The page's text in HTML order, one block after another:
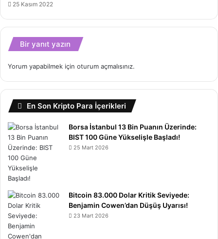
25 Kasım 2022
Bir yanıt yazın
Yorum yapabilmek için oturum açmalısınız.
En Son Kripto Para İçerikleri
Borsa İstanbul 13 Bin Puanın Üzerinde:
BIST 100 Güne Yükselişle Başladı!
25 Mart 2026
Bitcoin 83.000 Dolar Kritik Seviyede:
Benjamin Cowen’dan Düşüş Uyarısı!
23 Mart 2026